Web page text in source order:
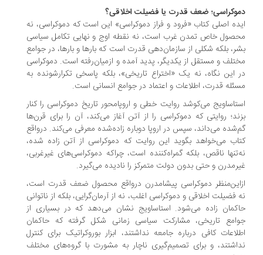
ضعف قدرت یا فضیلت اخلاقی؟
اصلی کتاب «فرود و فراز دموکراسی» این است که دموکراسی، نه
خاص تمدن غرب است، نه نقطه اوج و نهایی تکامل سیاسی
بلکه شکلی از سازمان‌دهی قدرت است که بارها و بارها، در جوامع
و مستقل از یکدیگر، پدید آمده و ازمیان‌رفته است. دموکراسی
این نگاه، نه یک «اختراع تاریخی»، بلکه پاسخی تکرارشونده به
قدرت، اطلاعات و اعتماد در جوامع انسانی است.
می‌کوشد روایت خطی و اروپامحور تاریخ دموکراسی را کنار
روایتی که دموکراسی را از آتن آغاز می‌کند، آن را برای قرن‌ها
می‌داند، سپس در اروپا دوباره زاده‌شده معرفی می‌کند. درواقع
می‌خواهد بگوید این روایت که دموکراسی از آتن زاده شده،
ناقص، بلکه گمراه‌کننده است، چراکه دموکراسی‌های غیرغربی،
و حتی بدون دولت متمرکز را نادیده می‌گیرد.
دموکراسی پیشامدرن درواقع محصول ضعف قدرت است،
فضیلت اخلاقی و دموکراسی اغلب، نه از آرمان‌گرایی، بلکه از ناتوانی
زاده می‌شود. استاساویج نشان می‌دهد که در بسیاری از
تاریخی، مشارکت سیاسی زمانی شکل گرفته که حاکمان
کافی درباره جامعه نداشتند، ابزار بوروکراتیک برای کنترل
و برای تصمیم‌گیری ناچار به مشورت با گروه‌های مختلف